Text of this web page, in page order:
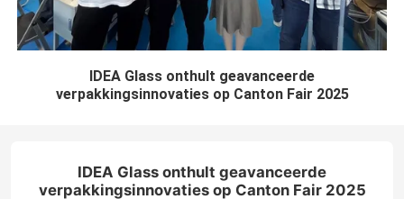
IDEA Glass onthult geavanceerde
verpakkingsinnovaties op Canton Fair 2025
IDEA Glass onthult geavanceerde
verpakkingsinnovaties op Canton Fair 2025